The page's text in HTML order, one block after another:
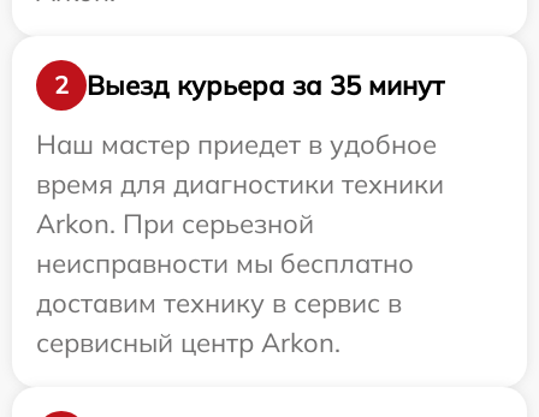
2
Выезд курьера за 35 минут
Наш мастер приедет в удобное
время для диагностики техники
Arkon. При серьезной
неисправности мы бесплатно
доставим технику в сервис в
сервисный центр Arkon.